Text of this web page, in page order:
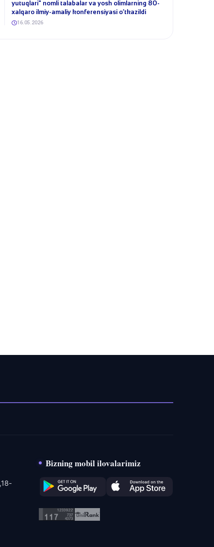
yutuqlari" nomli talabalar va yosh olimlarning 80-
xalqaro ilmiy-amaliy konferensiyasi o‘tkazildi
16.05.2026
Bizning mobil ilovalarimiz